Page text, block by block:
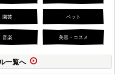
園芸 ペット
音楽 美容・コスメ
一覧へ